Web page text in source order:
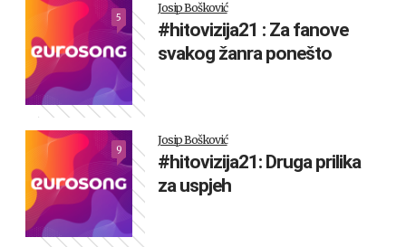
5
Josip Bošković
#hitovizija21 : Za fanove
svakog žanra ponešto
9
Josip Bošković
#hitovizija21: Druga prilika
za uspjeh